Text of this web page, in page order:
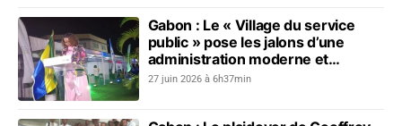
Gabon : Le « Village du service
public » pose les jalons d’une
administration moderne et
connectée
27 juin 2026 à 6h37min